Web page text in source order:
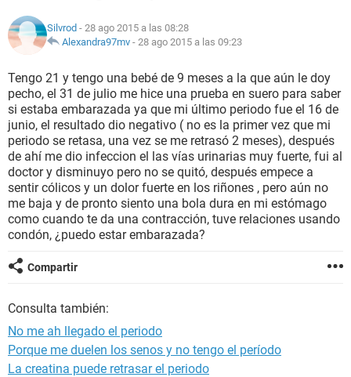
NUTRICIÓN
BIENESTAR
SEXUALIDAD
GLOSARIO
Silvrod - 28 ago 2015 a las 08:28
Alexandra97mv - 28 ago 2015 a las 09:23
Tengo 21 y tengo una bebé de 9 meses a la que aún le doy
pecho, el 31 de julio me hice una prueba en suero para saber
si estaba embarazada ya que mi último periodo fue el 16 de
junio, el resultado dio negativo ( no es la primer vez que mi
periodo se retasa, una vez se me retrasó 2 meses), después
de ahí me dio infeccion el las vías urinarias muy fuerte, fui al
doctor y disminuyo pero no se quitó, después empece a
sentir cólicos y un dolor fuerte en los riñones , pero aún no
me baja y de pronto siento una bola dura en mi estómago
como cuando te da una contracción, tuve relaciones usando
condón, ¿puedo estar embarazada?
Compartir
Consulta también:
No me ah llegado el periodo
Porque me duelen los senos y no tengo el período
La creatina puede retrasar el periodo